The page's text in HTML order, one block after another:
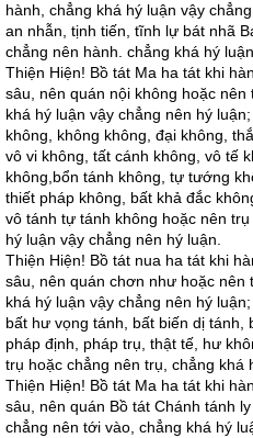
hành, chẳng khá hý luận vậy
an nhẫn, tịnh tiến, tĩnh lự bát nhã
chẳng nên hành. chẳng khá hý
Thiện Hiện! Bồ tát Ma ha tát khi
sâu, nên quán nội không hoặc
khá hý luận vậy chẳng nên hý
không, không không, đại không,
vô vi không, tất cánh không, vô tế
không,bổn tánh không, tự tướng
thiết pháp không, bất khả đắc
vô tánh tự tánh không hoặc nên
hý luận vậy chẳng nên hý luận.
Thiện Hiện! Bồ tát nua ha tát khi
sâu, nên quán chơn như hoặc nên
khá hý luận vậy chẳng nên hý
bất hư vọng tánh, bất biến dị tánh,
pháp định, pháp trụ, thật tế, hư
trụ hoặc chẳng nên trụ, chẳng khá
Thiện Hiện! Bồ tát Ma ha tát khi
sâu, nên quán Bồ tát Chánh tánh
chẳng nên tới vào, chẳng khá hý